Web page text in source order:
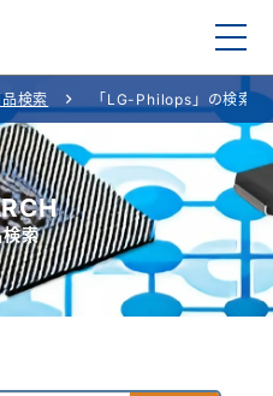
商品
カー一覧
案内
検索 「LG-Philops」の検索結
索